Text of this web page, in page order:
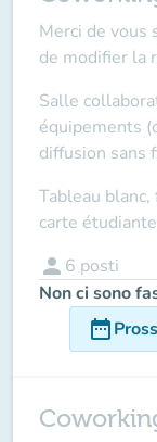
Merci de vous
de modifier la
Salle
équipements
diffusion sans
Tableau
carte
person 6 posti
Non ci sono
date_range